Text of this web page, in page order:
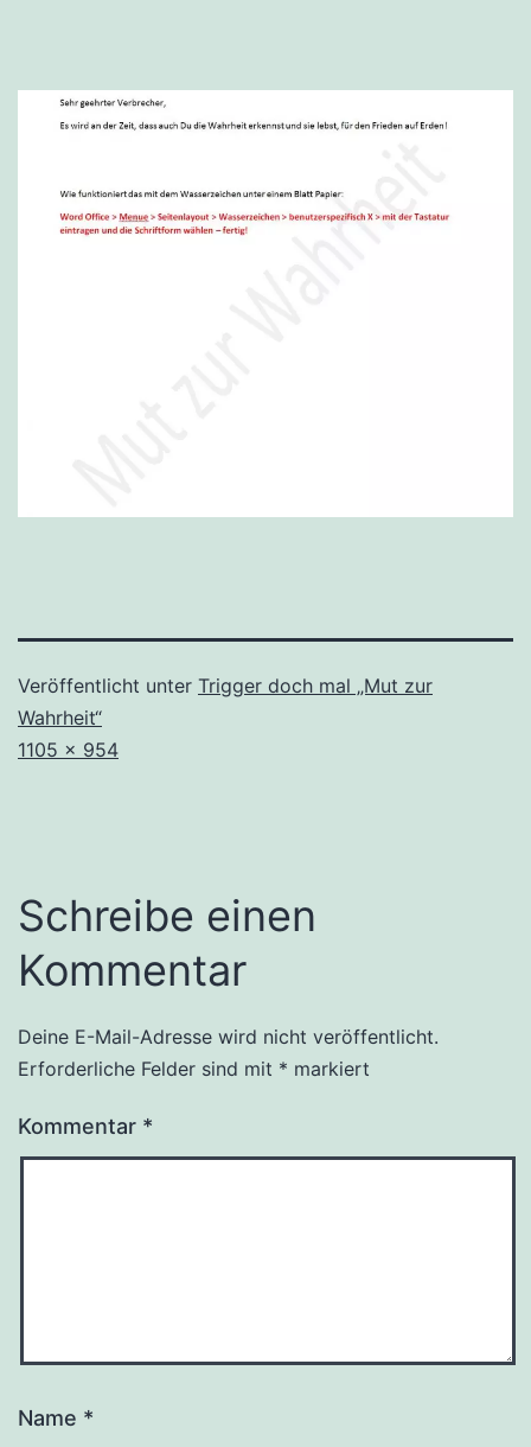
Veröffentlicht unter Trigger doch mal „Mut zur
Wahrheit“
Originalgröße
1105 × 954
Schreibe einen
Kommentar
Deine E-Mail-Adresse wird nicht veröffentlicht.
Erforderliche Felder sind mit * markiert
Kommentar *
Name *